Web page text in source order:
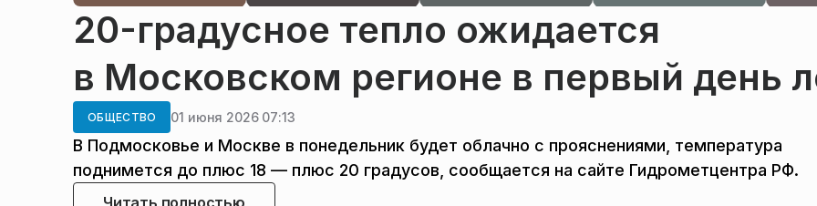
20-градусное тепло ожидается
в Московском регионе в первый день
ОБЩЕСТВО 01 июня 2026 07:13
В Подмосковье и Москве в понедельник будет облачно с прояснениями, температура
поднимется до плюс 18 — плюс 20 градусов, сообщается на сайте Гидрометцентра РФ.